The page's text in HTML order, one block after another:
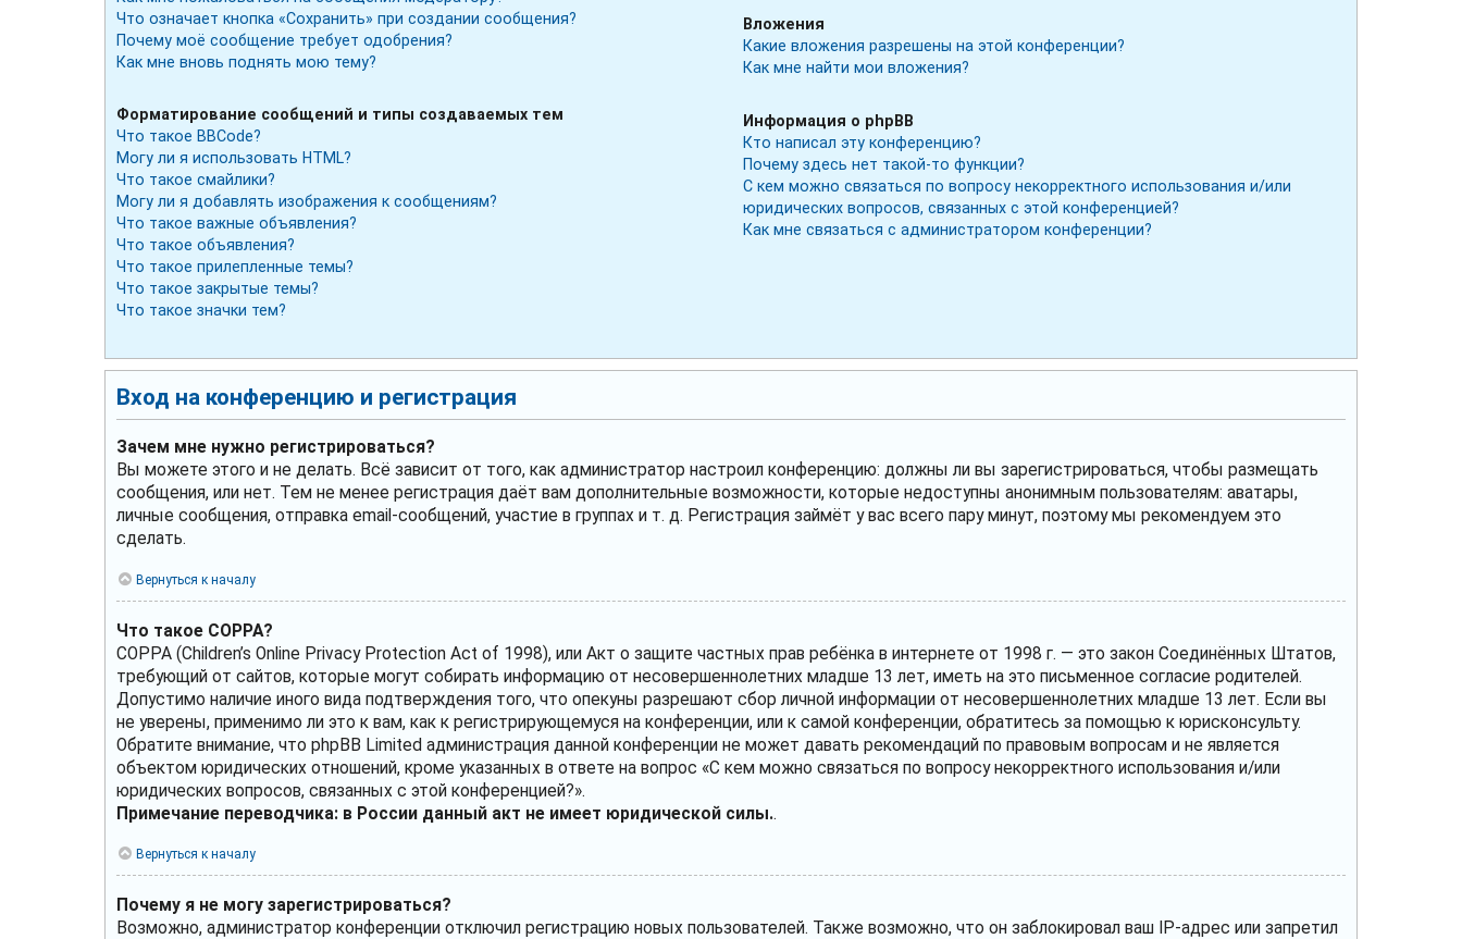
Что означает кнопка «Сохранить» при создании сообщения?
Почему моё сообщение требует одобрения?
Как мне вновь поднять мою тему?
Форматирование сообщений и типы создаваемых тем
Что такое BBCode?
Могу ли я использовать HTML?
Что такое смайлики?
Могу ли я добавлять изображения к сообщениям?
Что такое важные объявления?
Что такое объявления?
Что такое прилепленные темы?
Что такое закрытые темы?
Что такое значки тем?
Вложения
Какие вложения разрешены на этой конференции?
Как мне найти мои вложения?
Информация о phpBB
Кто написал эту конференцию?
Почему здесь нет такой-то функции?
С кем можно связаться по вопросу некорректного использования и/или
юридических вопросов, связанных с этой конференцией?
Как мне связаться с администратором конференции?
Вход на конференцию и регистрация
Зачем мне нужно регистрироваться?
Вы можете этого и не делать. Всё зависит от того, как администратор настроил конференцию: должны ли вы зарегистрироваться, чтобы размещать
сообщения, или нет. Тем не менее регистрация даёт вам дополнительные возможности, которые недоступны анонимным пользователям: аватары,
личные сообщения, отправка email-сообщений, участие в группах и т. д. Регистрация займёт у вас всего пару минут, поэтому мы рекомендуем это
сделать.
Вернуться к началу
Что такое COPPA?
COPPA (Children’s Online Privacy Protection Act of 1998), или Акт о защите частных прав ребёнка в интернете от 1998 г. — это закон Соединённых Штатов,
требующий от сайтов, которые могут собирать информацию от несовершеннолетних младше 13 лет, иметь на это письменное согласие родителей.
Допустимо наличие иного вида подтверждения того, что опекуны разрешают сбор личной информации от несовершеннолетних младше 13 лет. Если вы
не уверены, применимо ли это к вам, как к регистрирующемуся на конференции, или к самой конференции, обратитесь за помощью к юрисконсульту.
Обратите внимание, что phpBB Limited администрация данной конференции не может давать рекомендаций по правовым вопросам и не является
объектом юридических отношений, кроме указанных в ответе на вопрос «С кем можно связаться по вопросу некорректного использования и/или
юридических вопросов, связанных с этой конференцией?».
Примечание переводчика: в России данный акт не имеет юридической силы..
Вернуться к началу
Почему я не могу зарегистрироваться?
Возможно, администратор конференции отключил регистрацию новых пользователей. Также возможно, что он заблокировал ваш IP-адрес или запретил